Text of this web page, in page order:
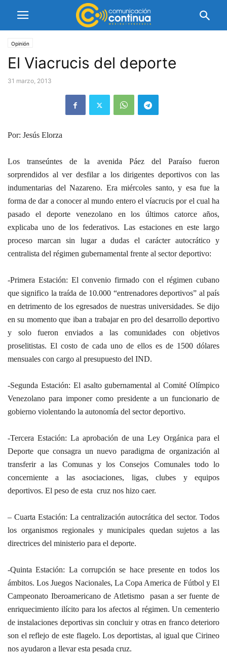
Opinión
El Viacrucis del deporte
31 marzo, 2013
Por: Jesús Elorza
Los transeúntes de la avenida Páez del Paraíso fueron
sorprendidos al ver desfilar a los dirigentes deportivos con las
indumentarias del Nazareno. Era miércoles santo, y esa fue la
forma de dar a conocer al mundo entero el víacrucis por el cual ha
pasado el deporte venezolano en los últimos catorce años,
explicaba uno de los federativos. Las estaciones en este largo
proceso marcan sin lugar a dudas el carácter autocrático y
centralista del régimen gubernamental frente al sector deportivo:
-Primera Estación: El convenio firmado con el régimen cubano
que significo la traída de 10.000 “entrenadores deportivos” al país
en detrimento de los egresados de nuestras universidades. Se dijo
en su momento que iban a trabajar en pro del desarrollo deportivo
y solo fueron enviados a las comunidades con objetivos
proselitistas. El costo de cada uno de ellos es de 1500 dólares
mensuales con cargo al presupuesto del IND.
-Segunda Estación: El asalto gubernamental al Comité Olímpico
Venezolano para imponer como presidente a un funcionario de
gobierno violentando la autonomía del sector deportivo.
-Tercera Estación: La aprobación de una Ley Orgánica para el
Deporte que consagra un nuevo paradigma de organización al
transferir a las Comunas y los Consejos Comunales todo lo
concerniente a las asociaciones, ligas, clubes y equipos
deportivos. El peso de esta cruz nos hizo caer.
– Cuarta Estación: La centralización autocrática del sector. Todos
los organismos regionales y municipales quedan sujetos a las
directrices del ministerio para el deporte.
-Quinta Estación: La corrupción se hace presente en todos los
ámbitos. Los Juegos Nacionales, La Copa America de Fútbol y El
Campeonato Iberoamericano de Atletismo pasan a ser fuente de
enriquecimiento ilícito para los afectos al régimen. Un cementerio
de instalaciones deportivas sin concluir y otras en franco deterioro
son el reflejo de este flagelo. Los deportistas, al igual que Cirineo
nos ayudaron a llevar esta pesada cruz.